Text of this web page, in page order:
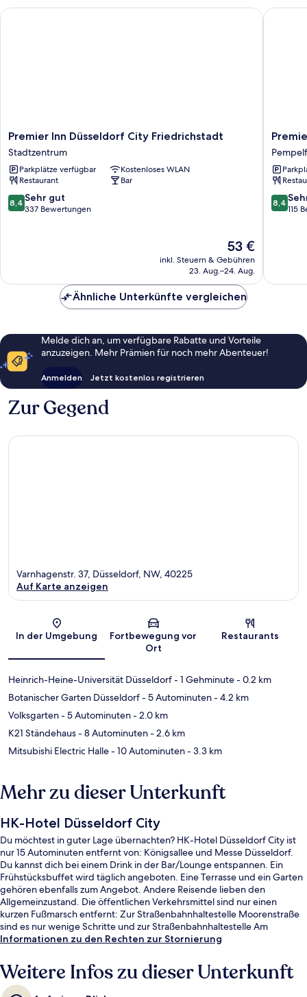
Premier
Inn
Düsseldorf
City
Friedrichstadt
Stadtzentrum
Premier Inn Düsseldorf City Friedrichstadt
Stadtzentrum
Parkplätze verfügbar
Kostenloses WLAN
Restaurant
Bar
8.4
von
8,4 Sehr gut
337 Bewertungen
Der
Preis
beträgt
53 €
inkl. Steuern & Gebühren
23. Aug.–24. Aug.
Premier Inn Düsseldorf City Friedrichstadt
Premier
Inn
City
Centre
8.4
von
8,4
115
Premier
Ähnliche Unterkünfte vergleichen
Melde dich an, um verfügbare Rabatte und Vorteile
anzuzeigen. Mehr Prämien für noch mehr Abenteuer!
Anmelden Jetzt kostenlos registrieren
Zur Gegend
Karte
Varnhagenstr. 37, Düsseldorf, NW, 40225
Auf Karte anzeigen
In der Umgebung
Fortbewegung vor
Ort
Restaurants
Heinrich-Heine-Universität Düsseldorf- 1 Gehminute- 0.2 km
Botanischer Garten Düsseldorf- 5 Autominuten- 4.2 km
Volksgarten- 5 Autominuten- 2.0 km
K21 Ständehaus- 8 Autominuten- 2.6 km
Mitsubishi Electric Halle- 10 Autominuten- 3.3 km
Mehr zu dieser Unterkunft
HK-Hotel Düsseldorf City
Du möchtest in guter Lage übernachten? HK-Hotel Düsseldorf City ist
nur 15 Autominuten entfernt von: Königsallee und Messe Düsseldorf.
Du kannst dich bei einem Drink in der Bar/Lounge entspannen. Ein
Frühstücksbuffet wird täglich angeboten. Eine Terrasse und ein Garten
gehören ebenfalls zum Angebot. Andere Reisende lieben den
Allgemeinzustand. Die öffentlichen Verkehrsmittel sind nur einen
kurzen Fußmarsch entfernt: Zur Straßenbahnhaltestelle Moorenstraße
sind es nur wenige Schritte und zur Straßenbahnhaltestelle Am
Steinberg 4 Minuten.
Informationen zu den Rechten zur Stornierung
Weitere Infos zu dieser Unterkunft